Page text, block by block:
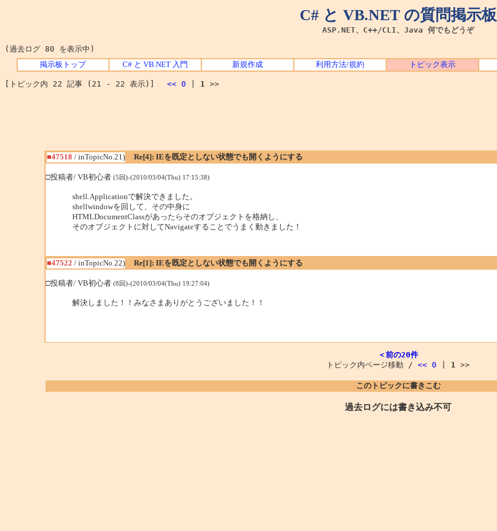
C# と VB.NET の質問掲示板
ASP.NET、C++/CLI、Java 何でもどうぞ
(過去ログ 80 を表示中)
掲示板トップ C# と VB.NET 入門 新規作成 利用方法/規約 トピック表示
[トピック内 22 記事 (21 - 22 表示)] << 0 1 >>
■47518 / inTopicNo.21)
Re[4]: IEを既定としない状態でも開くようにする
□投稿者/ VB初心者 (5回)-(2010/03/04(Thu) 17:15:38)
shell.Applicationで解決できました。
shellwindowを回して、その中身に
HTMLDocumentClassがあったらそのオブジェクトを格納し、
そのオブジェクトに対してNavigateすることでうまく動きました！
■47522 / inTopicNo.22)
Re[1]: IEを既定としない状態でも開くようにする
□投稿者/ VB初心者 (8回)-(2010/03/04(Thu) 19:27:04)
解決しました！！みなさまありがとうございました！！
＜前の20件
トピック内ページ移動 / << 0 1 >>
このトピックに書きこむ
過去ログには書き込み不可